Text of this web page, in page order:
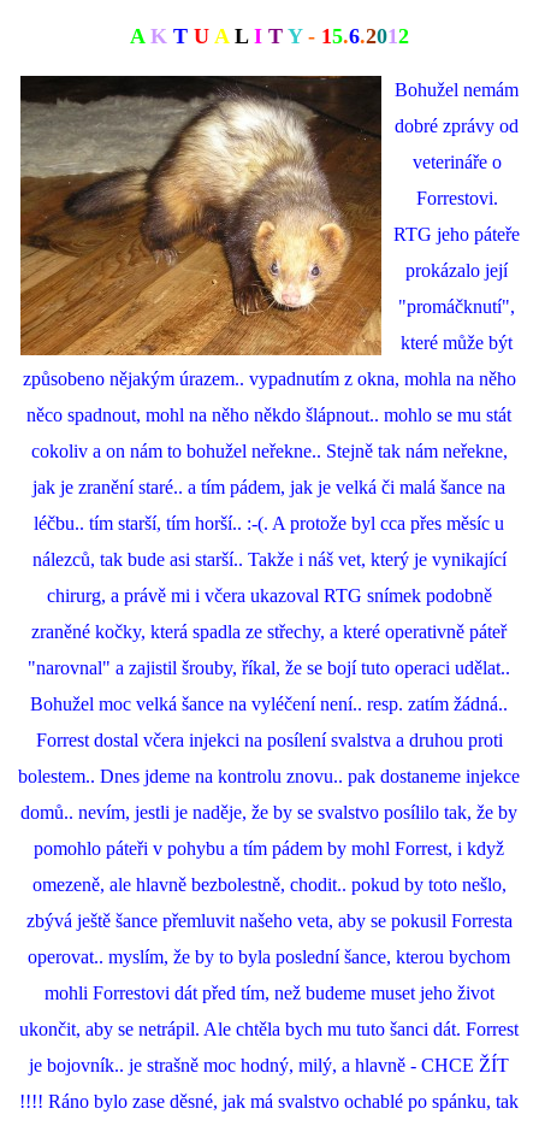
AK T U A L I T Y- 15.6.2012
Bohužel nemám
dobré zprávy od
veterináře o
Forrestovi.
RTG jeho páteře
prokázalo její
"promáčknutí",
které může být
způsobeno nějakým úrazem.. vypadnutím z okna, mohla na něho
něco spadnout, mohl na něho někdo šlápnout.. mohlo se mu stát
cokoliv a on nám to bohužel neřekne.. Stejně tak nám neřekne,
jak je zranění staré.. a tím pádem, jak je velká či malá šance na
léčbu.. tím starší, tím horší.. :-(. A protože byl cca přes měsíc u
nálezců, tak bude asi starší.. Takže i náš vet, který je vynikající
chirurg, a právě mi i včera ukazoval RTG snímek podobně
zraněné kočky, která spadla ze střechy, a které operativně páteř
"narovnal" a zajistil šrouby, říkal, že se bojí tuto operaci udělat..
Bohužel moc velká šance na vyléčení není.. resp. zatím žádná..
Forrest dostal včera injekci na posílení svalstva a druhou proti
bolestem.. Dnes jdeme na kontrolu znovu.. pak dostaneme injekce
domů.. nevím, jestli je naděje, že by se svalstvo posílilo tak, že by
pomohlo páteři v pohybu a tím pádem by mohl Forrest, i když
omezeně, ale hlavně bezbolestně, chodit.. pokud by toto nešlo,
zbývá ještě šance přemluvit našeho veta, aby se pokusil Forresta
operovat.. myslím, že by to byla poslední šance, kterou bychom
mohli Forrestovi dát před tím, než budeme muset jeho život
ukončit, aby se netrápil. Ale chtěla bych mu tuto šanci dát. Forrest
je bojovník.. je strašně moc hodný, milý, a hlavně - CHCE ŽÍT
!!!! Ráno bylo zase děsné, jak má svalstvo ochablé po spánku, tak